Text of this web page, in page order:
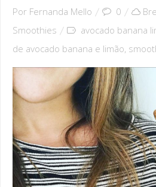
Por Fernanda Mello 0
Smoothies
avocado banana
de avocado banana e limão,